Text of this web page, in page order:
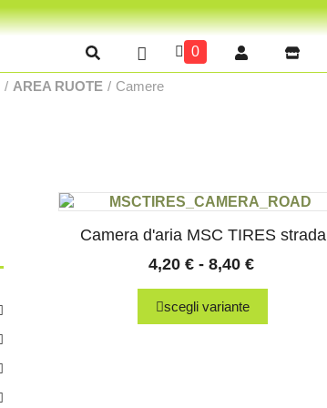
0
/ AREA RUOTE / Camere
Camera d'aria MSC TIRES strada
4,20 € - 8,40 €
scegli variante